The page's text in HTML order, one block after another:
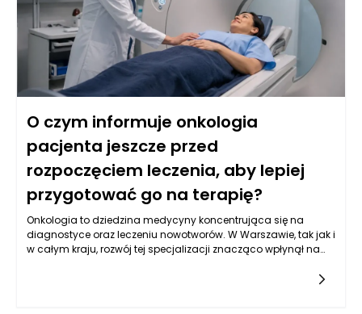
O czym informuje onkologia
pacjenta jeszcze przed
rozpoczęciem leczenia, aby lepiej
przygotować go na terapię?
Onkologia to dziedzina medycyny koncentrująca się na
diagnostyce oraz leczeniu nowotworów. W Warszawie, tak jak i
w całym kraju, rozwój tej specjalizacji znacząco wpłynął na
diagnoza jest kluczowa dla skuteczności terapii, a onkologia